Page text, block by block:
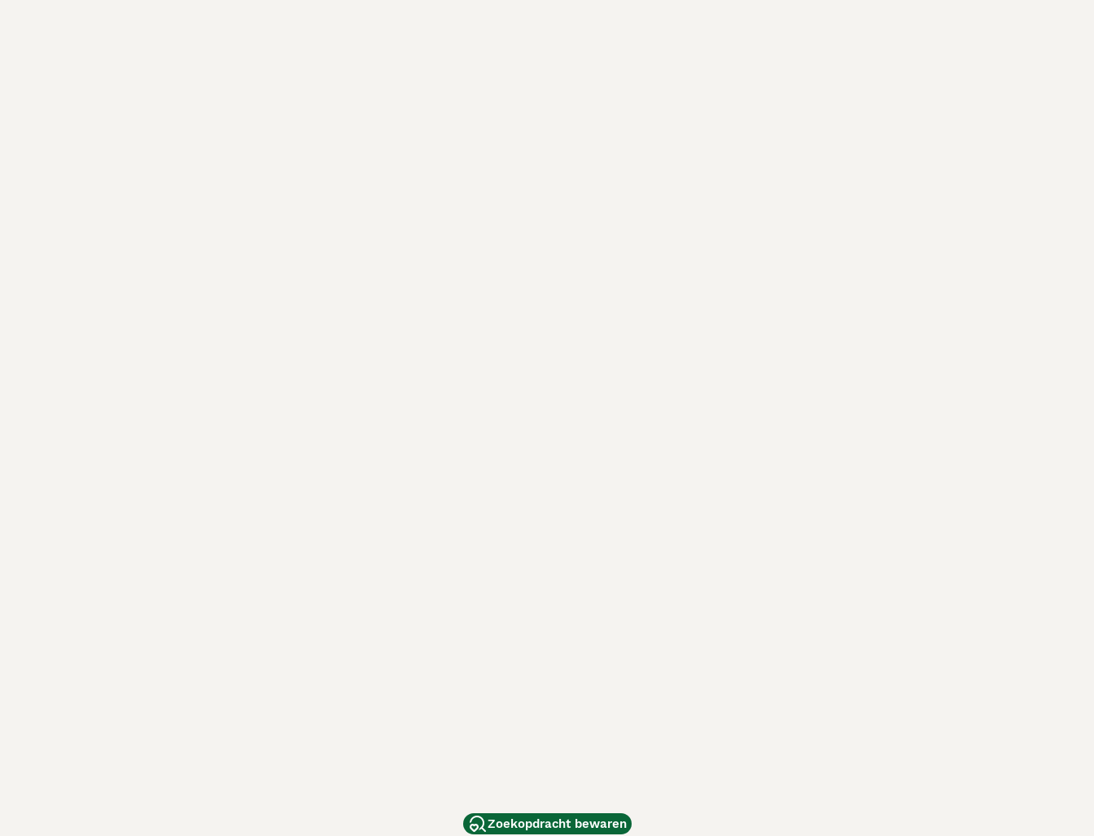
Zoekopdracht bewaren